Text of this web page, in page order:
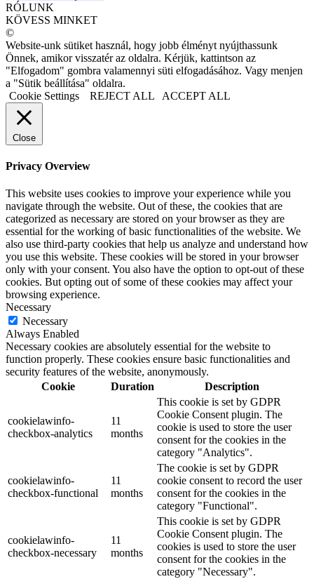
RÓLUNK
KÖVESS MINKET
©
Website-unk sütiket használ, hogy jobb élményt nyújthassunk
Önnek, amikor visszatér az oldalra. Kérjük, kattintson az
"Elfogadom" gombra valamennyi süti elfogadásához. Vagy menjen
a "Sütik beállítása" oldalra.
Cookie Settings
REJECT ALL ACCEPT ALL
Close
Privacy Overview
This website uses cookies to improve your experience while you
navigate through the website. Out of these, the cookies that are
categorized as necessary are stored on your browser as they are
essential for the working of basic functionalities of the website. We
also use third-party cookies that help us analyze and understand how
you use this website. These cookies will be stored in your browser
only with your consent. You also have the option to opt-out of these
cookies. But opting out of some of these cookies may affect your
browsing experience.
Necessary
Necessary
Always Enabled
Necessary cookies are absolutely essential for the website to
function properly. These cookies ensure basic functionalities and
security features of the website, anonymously.
Cookie
Duration Description
cookielawinfo-
checkbox-analytics
11
months
This cookie is set by GDPR
Cookie Consent plugin. The
cookie is used to store the user
consent for the cookies in the
category "Analytics".
cookielawinfo-
checkbox-functional
11
months
The cookie is set by GDPR
cookie consent to record the user
consent for the cookies in the
category "Functional".
cookielawinfo-
checkbox-necessary
11
months
This cookie is set by GDPR
Cookie Consent plugin. The
cookies is used to store the user
consent for the cookies in the
category "Necessary".